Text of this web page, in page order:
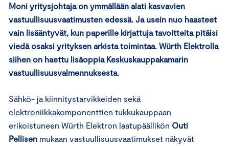
Moni yritysjohtaja on ymmällään alati kasvavien
vastuullisuusvaatimusten edessä. Ja usein nuo haasteet
vain lisääntyvät, kun paperille kirjattuja tavoitteita pitäisi
viedä osaksi yrityksen arkista toimintaa. Würth Elektrolla
siihen on haettu lisäoppia Keskuskauppakamarin
vastuullisuusvalmennuksesta.
Sähkö- ja kiinnitystarvikkeiden sekä
elektroniikkakomponenttien tukkukauppaan
erikoistuneen Würth Elektron laatupäällikön Outi
Pellisen mukaan vastuullisuusvaatimukset näkyvät